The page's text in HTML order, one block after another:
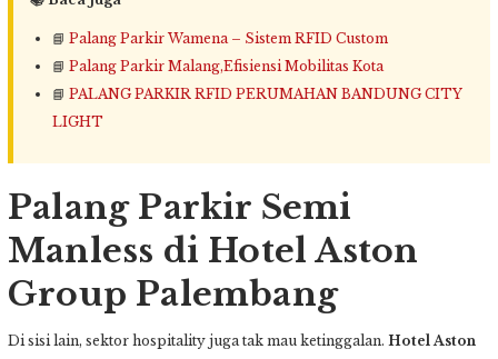
📘 Palang Parkir Wamena – Sistem RFID Custom
📘 Palang Parkir Malang,Efisiensi Mobilitas Kota
📘 PALANG PARKIR RFID PERUMAHAN BANDUNG CITY
LIGHT
Palang Parkir Semi
Manless di Hotel Aston
Group Palembang
Di sisi lain, sektor hospitality juga tak mau ketinggalan. Hotel Aston